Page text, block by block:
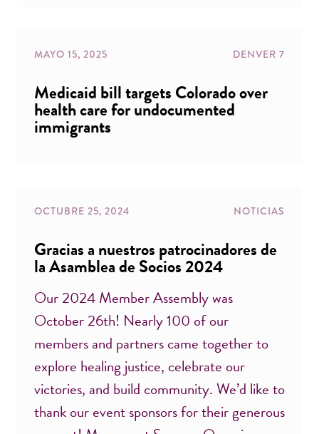
MAYO 15, 2025 DENVER 7
Medicaid bill targets Colorado over
health care for undocumented
immigrants
OCTUBRE 25, 2024 NOTICIAS
Gracias a nuestros patrocinadores de
la Asamblea de Socios 2024
Our 2024 Member Assembly was
October 26th! Nearly 100 of our
members and partners came together to
explore healing justice, celebrate our
victories, and build community. We’d like to
thank our event sponsors for their generous